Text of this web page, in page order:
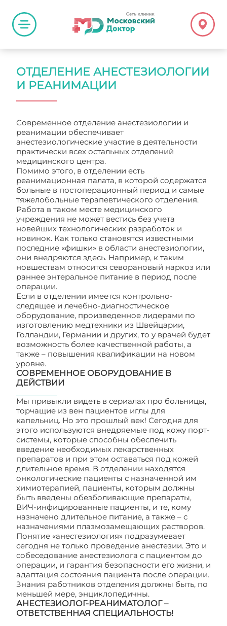
ОТДЕЛЕНИЕ АНЕСТЕЗИОЛОГИИ
И РЕАНИМАЦИИ
Современное отделение анестезиологии и
реанимации обеспечивает
анестезиологические участие в деятельности
практически всех остальных отделений
медицинского центра.
Помимо этого, в отделении есть
реанимационная палата, в которой содержатся
больные в постоперационный период и самые
тяжелобольные терапевтического отделения.
Работа в таком месте медицинского
учреждения не может вестись без учета
новейших технологических разработок и
новинок. Как только становятся известными
последние «фишки» в области анестезиологии,
они внедряются здесь. Например, к таким
новшествам относится севорановый наркоз или
раннее энтеральное питание в период после
операции.
Если в отделении имеется контрольно-
следящее и лечебно-диагностическое
оборудование, произведенное лидерами по
изготовлению медтехники из Швейцарии,
Голландии, Германии и других, то у врачей будет
возможность более качественной работы, а
также – повышения квалификации на новом
уровне.
СОВРЕМЕННОЕ ОБОРУДОВАНИЕ В
ДЕЙСТВИИ
Мы привыкли видеть в сериалах про больницы,
торчащие из вен пациентов иглы для
капельниц. Но это прошлый век! Сегодня для
этого используются внедряемые под кожу порт-
системы, которые способны обеспечить
введение необходимых лекарственных
препаратов и при этом оставаться под кожей
длительное время. В отделении находятся
онкологические пациенты с назначенной им
химиотерапией, пациенты, которым должны
быть введены обезболивающие препараты,
ВИЧ-инфицированные пациенты, и те, кому
назначено длительное питание, а также – с
назначениями плазмозамещающих растворов.
Понятие «анестезиология» подразумевает
сегодня не только проведение анестезии. Это и
собеседование анестезиолога с пациентом до
операции, и гарантия безопасности его жизни, и
адаптация состояния пациента после операции.
Знания работников отделения должны быть, по
меньшей мере, энциклопедичны.
АНЕСТЕЗИОЛОГ-РЕАНИМАТОЛОГ –
ОТВЕТСТВЕННАЯ СПЕЦИАЛЬНОСТЬ!